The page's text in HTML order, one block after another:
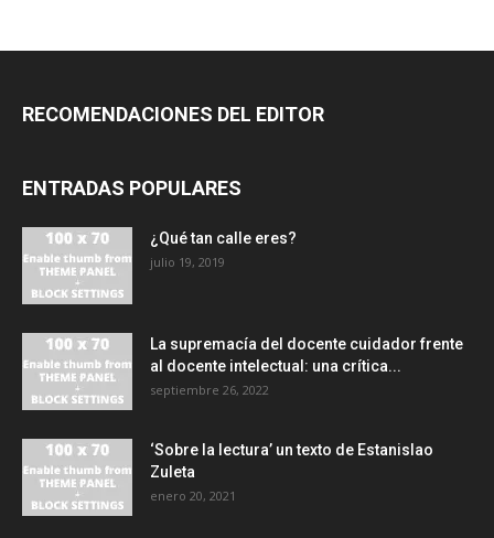
RECOMENDACIONES DEL EDITOR
ENTRADAS POPULARES
¿Qué tan calle eres?
julio 19, 2019
La supremacía del docente cuidador frente
al docente intelectual: una crítica...
septiembre 26, 2022
‘Sobre la lectura’ un texto de Estanislao
Zuleta
enero 20, 2021